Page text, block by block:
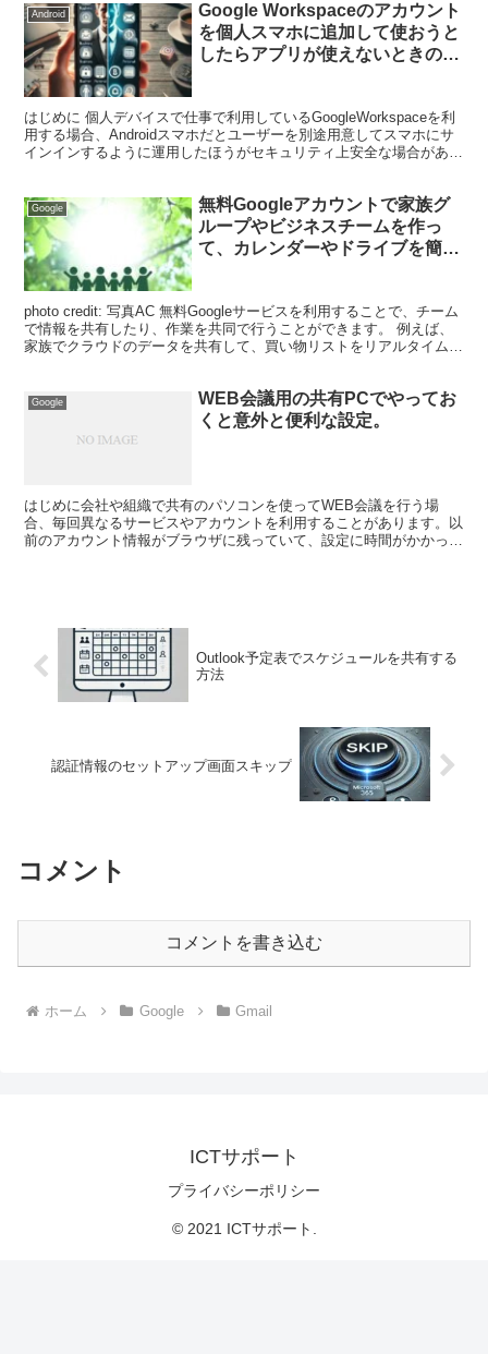
Android
Google Workspaceのアカウント
を個人スマホに追加して使おうと
したらアプリが使えないときの対
はじめに 個人デバイスで仕事で利用しているGoogleWorkspaceを利
用する場合、Androidスマホだとユーザーを別途用意してスマホにサ
インインするように運用したほうがセキュリティ上安全な場合があり
Google
無料Googleアカウントで家族グ
ループやビジネスチームを作っ
て、カレンダーやドライブを簡単
photo credit: 写真AC 無料Googleサービスを利用することで、チーム
で情報を共有したり、作業を共同で行うことができます。 例えば、
家族でクラウドのデータを共有して、買い物リストをリアルタイムで
Google
WEB会議用の共有PCでやってお
くと意外と便利な設定。
はじめに会社や組織で共有のパソコンを使ってWEB会議を行う場
合、毎回異なるサービスやアカウントを利用することがあります。以
前のアカウント情報がブラウザに残っていて、設定に時間がかかって
Outlook予定表でスケジュールを共有する
方法
認証情報のセットアップ画面スキップ
コメント
コメントを書き込む
ホーム Google Gmail
ICTサポート
プライバシーポリシー
© 2021 ICTサポート.